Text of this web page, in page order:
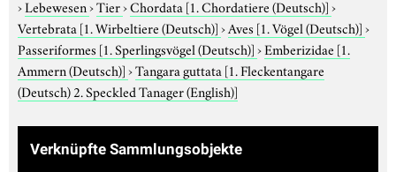
›Lebewesen›Tier›Chordata [1. Chordatiere (Deutsch)]›
Vertebrata [1. Wirbeltiere (Deutsch)]›Aves [1. Vögel (Deutsch)]›
Passeriformes [1. Sperlingsvögel (Deutsch)]›Emberizidae [1.
Ammern (Deutsch)]›Tangara guttata [1. Fleckentangare
(Deutsch) 2. Speckled Tanager (English)]
Verknüpfte Sammlungsobjekte